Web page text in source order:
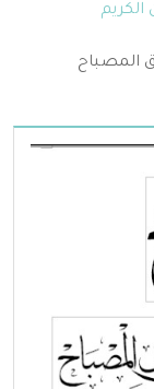
الكريم
المصباح